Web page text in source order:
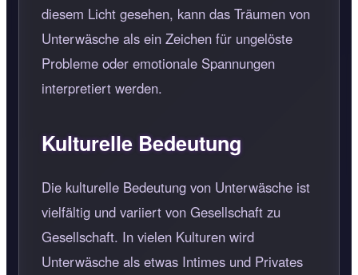
diesem Licht gesehen, kann das Träumen von
Unterwäsche als ein Zeichen für ungelöste
Probleme oder emotionale Spannungen
interpretiert werden.
Kulturelle Bedeutung
Die kulturelle Bedeutung von Unterwäsche ist
vielfältig und variiert von Gesellschaft zu
Gesellschaft. In vielen Kulturen wird
Unterwäsche als etwas Intimes und Privates